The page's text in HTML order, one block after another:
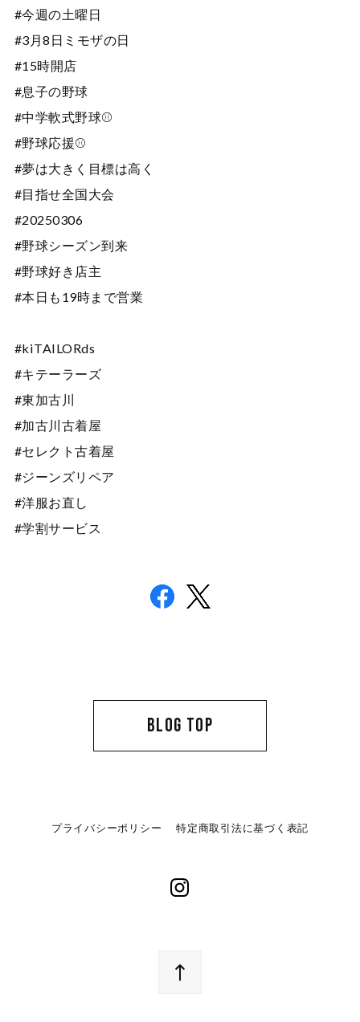
#今週の土曜日
#3月8日ミモザの日
#15時開店
#息子の野球
#中学軟式野球⚾️
#野球応援⚾️
#夢は大きく目標は高く
#目指せ全国大会
#20250306
#野球シーズン到来
#野球好き店主
#本日も19時まで営業
#kiTAILORds
#キテーラーズ
#東加古川
#加古川古着屋
#セレクト古着屋
#ジーンズリペア
#洋服お直し
#学割サービス
BLOG TOP
プライバシーポリシー 特定商取引法に基づく表記